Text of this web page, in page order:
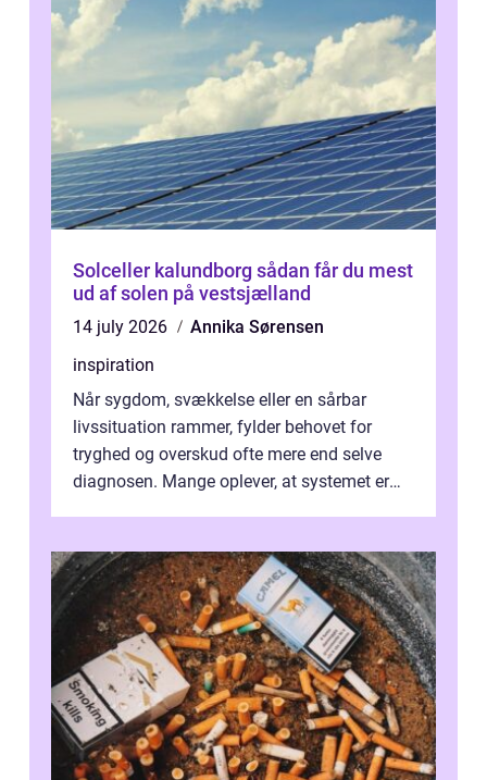
Solceller kalundborg sådan får du mest
ud af solen på vestsjælland
14 july 2026
Annika Sørensen
inspiration
Når sygdom, svækkelse eller en sårbar
livssituation rammer, fylder behovet for
tryghed og overskud ofte mere end selve
diagnosen. Mange oplever, at systemet er